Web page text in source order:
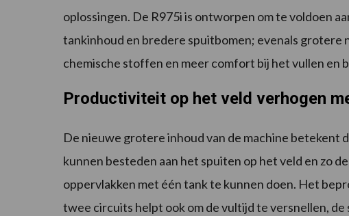
oplossingen. De R975i is ontworpen om te voldoen
tankinhoud en bredere spuitbomen; evenals grotere
chemische stoffen en meer comfort bij het vullen en
Productiviteit op het veld verhogen
De nieuwe grotere inhoud van de machine betekent
kunnen besteden aan het spuiten op het veld en zo
oppervlakken met één tank te kunnen doen. Het
twee circuits helpt ook om de vultijd te versnellen,